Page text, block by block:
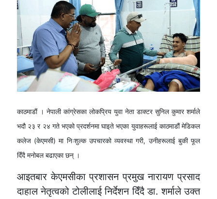
काठमाडाैं । नेपाली कांग्रेसका लोकप्रिय युवा नेता डाक्टर सुनिल कुमार शर्माले
भदौ २३ र २४ गते भएको प्रदर्शनमा घाइते भएका युवाहरूलाई काठमाडौं मेडिकल
कलेज (केएमसी) मा निःशुल्क उपचारको व्यवस्था गरी, उनीहरूलाई बुकी फूल
दिँदै मनोबल बढाएका छन् ।
आइतबार केएमसीका प्रशासन प्रमुख नारायण प्रसाद
दाहाल नेतृत्वको टोलीलाई निर्देशन दिँदै डा. शर्माले उक्त